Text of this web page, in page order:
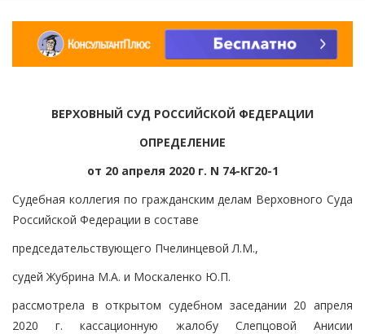
ВЕРХОВНЫЙ СУД РОССИЙСКОЙ ФЕДЕРАЦИИ
ОПРЕДЕЛЕНИЕ
от 20 апреля 2020 г. N 74-КГ20-1
Судебная коллегия по гражданским делам Верховного Суда
Российской Федерации в составе
председательствующего Пчелинцевой Л.М.,
судей Жубрина М.А. и Москаленко Ю.П.
рассмотрела в открытом судебном заседании 20 апреля
2020 г. кассационную жалобу Слепцовой Анисии